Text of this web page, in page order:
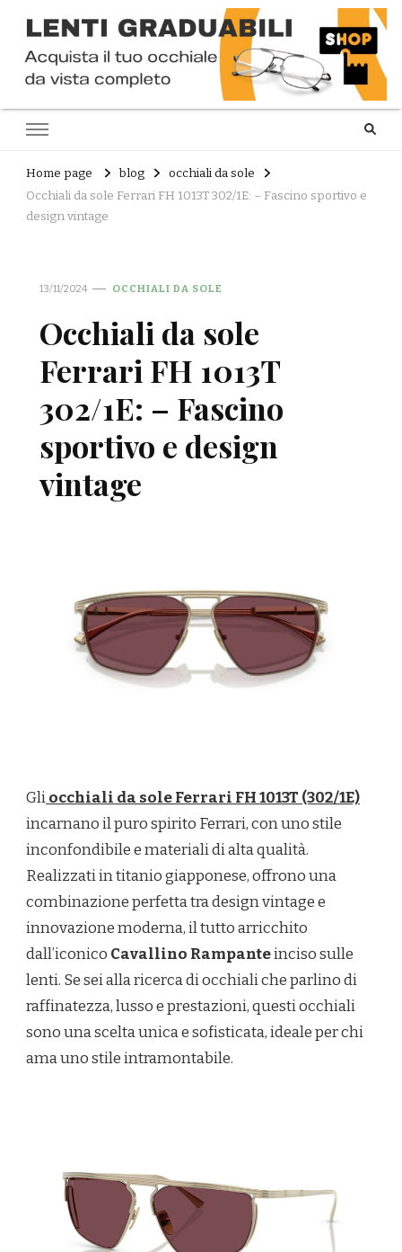
Home page blog
occhiali da sole
Occhiali da sole Ferrari FH 1013T 302/1E: – Fascino sportivo e
design vintage
13/11/2024 OCCHIALI DA SOLE
Occhiali da sole
Ferrari FH 1013T
302/1E: – Fascino
sportivo e design
vintage
Gliocchiali da sole Ferrari FH 1013T (302/1E)
incarnano il puro spirito Ferrari, con uno stile
inconfondibile e materiali di alta qualità.
Realizzati in titanio giapponese, offrono una
combinazione perfetta tra design vintage e
innovazione moderna, il tutto arricchito
dall’iconico Cavallino Rampanteinciso sulle
lenti. Se sei alla ricerca di occhiali che parlino di
raffinatezza, lusso e prestazioni, questi occhiali
sono una scelta unica e sofisticata, ideale per chi
ama uno stile intramontabile.